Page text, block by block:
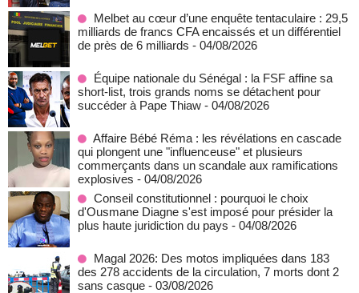
Melbet au cœur d’une enquête tentaculaire : 29,5
milliards de francs CFA encaissés et un différentiel
de près de 6 milliards - 04/08/2026
Équipe nationale du Sénégal : la FSF affine sa
short-list, trois grands noms se détachent pour
succéder à Pape Thiaw - 04/08/2026
Affaire Bébé Réma : les révélations en cascade
qui plongent une "influenceuse" et plusieurs
commerçants dans un scandale aux ramifications
explosives - 04/08/2026
Conseil constitutionnel : pourquoi le choix
d'Ousmane Diagne s'est imposé pour présider la
plus haute juridiction du pays - 04/08/2026
Magal 2026: Des motos impliquées dans 183
des 278 accidents de la circulation, 7 morts dont 2
sans casque - 03/08/2026